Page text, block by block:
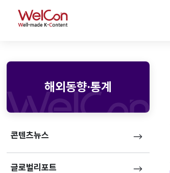
WelCon
해외동향·통계
콘텐츠뉴스
글로벌리포트